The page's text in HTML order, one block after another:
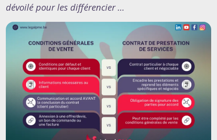
dévoilé pour les différencier …